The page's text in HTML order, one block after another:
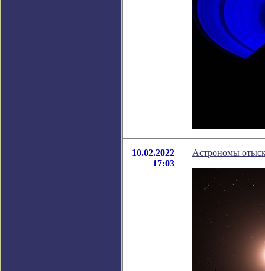
10.02.2022
17:03
Астрономы